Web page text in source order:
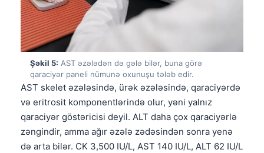
Şəkil 5: AST əzələdən də gələ bilər, buna görə
qaraciyər paneli nümunə oxunuşu tələb edir.
AST skelet əzələsində, ürək əzələsində, qaraciyərdə
və eritrosit komponentlərində olur, yəni yalnız
qaraciyər göstəricisi deyil. ALT daha çox qaraciyərlə
zəngindir, amma ağır əzələ zədəsindən sonra yenə
də arta bilər. CK 3,500 IU/L, AST 140 IU/L, ALT 62 IU/L
Norsk bokmål